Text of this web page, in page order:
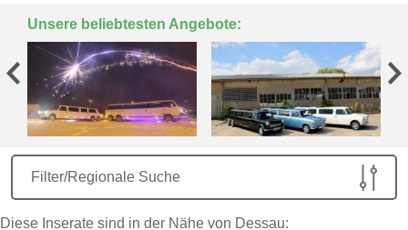
Unsere beliebtesten Angebote:
Filter/Regionale Suche
Diese Inserate sind in der Nähe von Dessau: